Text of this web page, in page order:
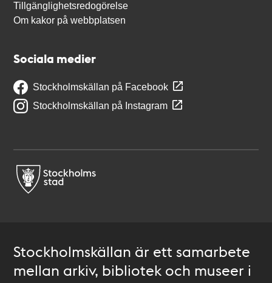
Tillgänglighetsredogörelse
Om kakor på webbplatsen
Sociala medier
Stockholmskällan på Facebook
Stockholmskällan på Instagram
Stockholmskällan är ett samarbete
mellan arkiv, bibliotek och museer i